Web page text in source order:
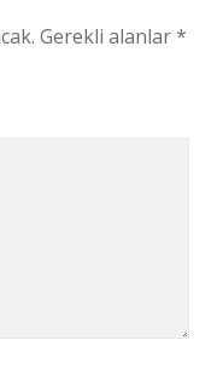
Gerekli alanlar*